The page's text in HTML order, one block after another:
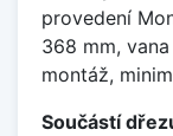
provedení
368 mm,
montáž,
Součástí